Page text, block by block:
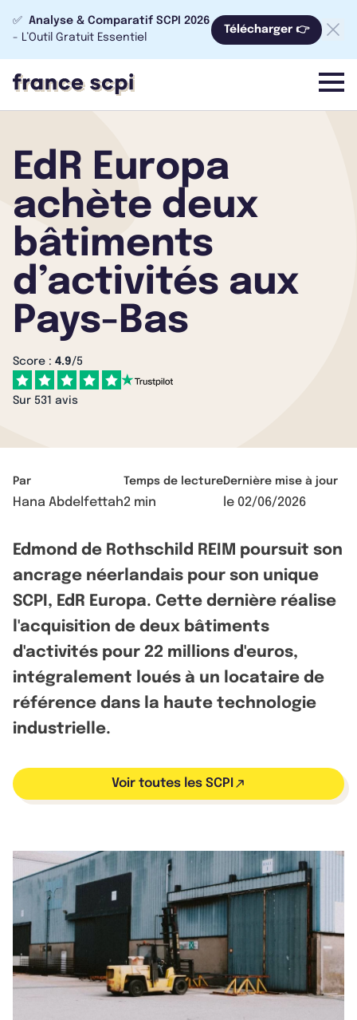
✅ Analyse & Comparatif SCPI 2026
- L’Outil Gratuit Essentiel
Télécharger 👉
menu
EdR Europa
achète deux
bâtiments
d’activités aux
Pays-Bas
Score : 4.9/5
Sur 531 avis
Par
Hana Abdelfettah
Temps de lecture
2 min
Dernière mise à jour
le 02/06/2026
Edmond de Rothschild REIM poursuit son
ancrage néerlandais pour son unique
SCPI, EdR Europa. Cette dernière réalise
l'acquisition de deux bâtiments
d'activités pour 22 millions d'euros,
intégralement loués à un locataire de
référence dans la haute technologie
industrielle.
Voir toutes les SCPI